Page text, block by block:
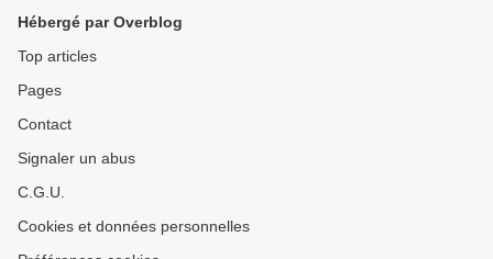
Hébergé par Overblog
Top articles
Pages
Contact
Signaler un abus
C.G.U.
Cookies et données personnelles